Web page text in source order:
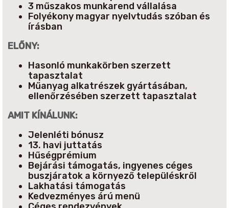
3 műszakos munkarend vállalása
Folyékony magyar nyelvtudás szóban és
írásban
ELŐNY:
Hasonló munkakörben szerzett
tapasztalat
Műanyag alkatrészek gyártásában,
ellenőrzésében szerzett tapasztalat
AMIT KÍNÁLUNK:
Jelenléti bónusz
13. havi juttatás
Hűségprémium
Bejárási támogatás, ingyenes céges
buszjáratok a környező településkről
Lakhatási támogatás
Kedvezményes árú menü